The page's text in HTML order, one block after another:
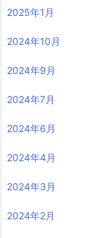
2025年1月
2024年10月
2024年9月
2024年7月
2024年6月
2024年4月
2024年3月
2024年2月